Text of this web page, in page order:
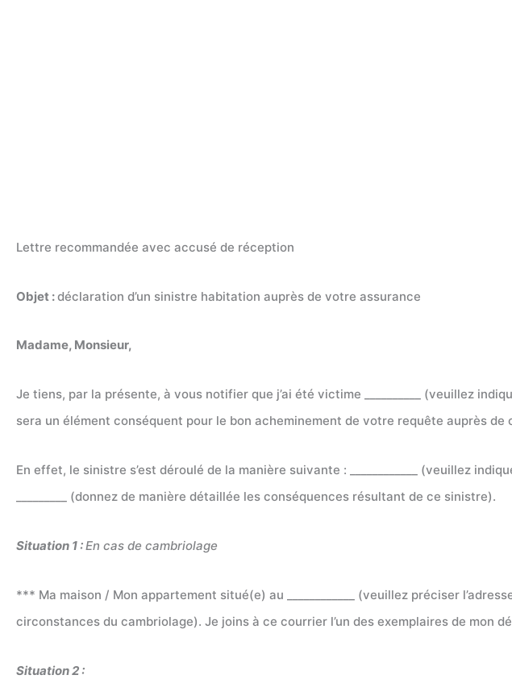
Lettre recommandée avec accusé de réception
Objet :déclaration d’un sinistre habitation auprès de votre assurance
Madame, Monsieur,
Je tiens, par la présente, à vous notifier que j’ai été victime __________ (veuillez
sera un élément conséquent pour le bon acheminement de votre requête auprès de
En effet, le sinistre s’est déroulé de la manière suivante : ____________ (veuillez
_________ (donnez de manière détaillée les conséquences résultant de ce sinistre).
Situation 1 :En cas de cambriolage
*** Ma maison / Mon appartement situé(e) au ____________ (veuillez préciser
circonstances du cambriolage). Je joins à ce courrier l’un des exemplaires de mon
Situation 2 :